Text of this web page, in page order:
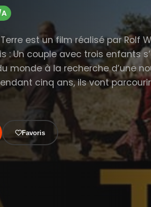
est un film réalisé par Rolf
: Un couple avec trois enfants
monde à la recherche d’une
cinq ans, ils vont
Favoris